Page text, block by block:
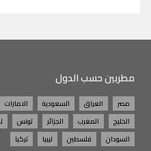
مطربين حسب الدول
مصر العراق السعودية الامارات
الخليج
المغرب الجزائر تونس
السودان
فلسطين ليبيا تركيا